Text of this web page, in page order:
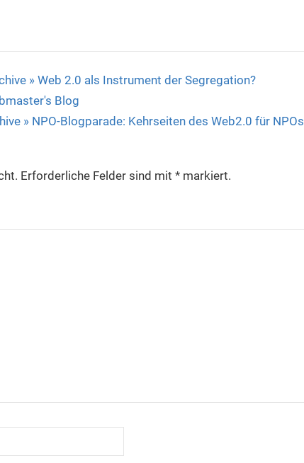
» Web 2.0 als Instrument der Segregation?
Blog
» NPO-Blogparade: Kehrseiten des Web2.0 für NPOs
Erforderliche Felder sind mit *markiert.